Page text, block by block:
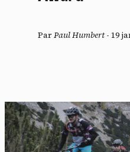
ParPaul Humbert- 19